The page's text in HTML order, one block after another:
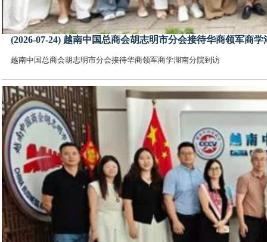
(2026-07-24) 越南中国总商会胡志明市分会接待华商领军商
越南中国总商会胡志明市分会接待华商领军商学湖南分院到访